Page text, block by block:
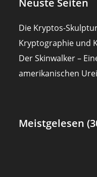
Neuste Seiten
Die Kryptos-
Kryptographie und
Der Skinwalker –
amerikanischen
Meistgelesen